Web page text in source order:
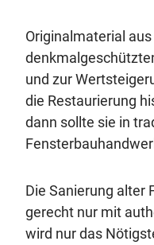
Originalmaterial
und zur
die Restaurierung
dann sollte sie in
Die Sanierung alter
gerecht nur mit
wird nur das